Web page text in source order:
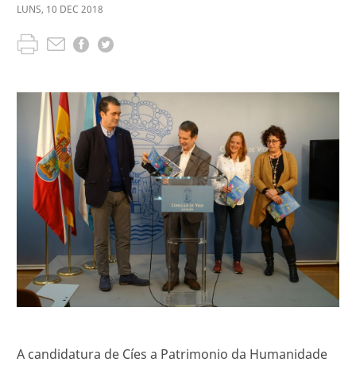
LUNS, 10 DEC 2018
A candidatura de Cíes a Patrimonio da Humanidade